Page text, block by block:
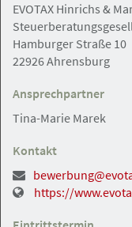
05.05.2026
Innenstadt
im Erbrecht
Hamburg-Hafencitty
EVOTAX Hinrichs &
Hamburger Straße 10
22926 Ahrensburg
Ansprechpartner
Tina-Marie Marek
Kontakt
https://